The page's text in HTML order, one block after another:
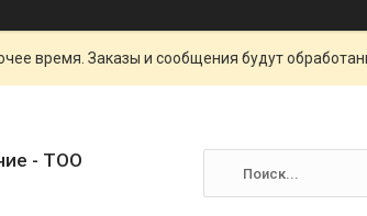
время. Заказы и сообщения будут
- ТОО